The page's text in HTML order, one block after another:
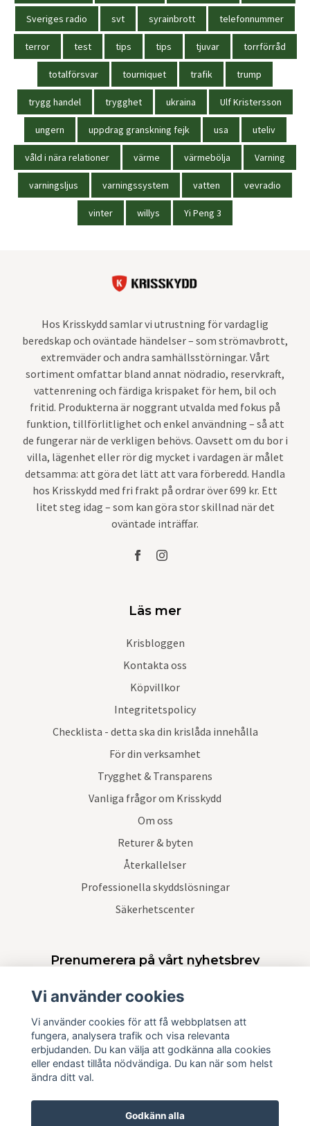
Sveriges radio svt syrainbrott telefonnummer
terror test tips tips tjuvar torrförråd
totalförsvar tourniquet trafik trump
trygg handel trygghet ukraina Ulf Kristersson
ungern uppdrag granskning fejk usa uteliv
våld i nära relationer värme värmebölja Varning
varningsljus varningssystem vatten vevradio
vinter willys Yi Peng 3
Hos Krisskydd samlar vi utrustning för vardaglig
beredskap och oväntade händelser – som strömavbrott,
extremväder och andra samhällsstörningar. Vårt
sortiment omfattar bland annat nödradio, reservkraft,
vattenrening och färdiga krispaket för hem, bil och
fritid. Produkterna är noggrant utvalda med fokus på
funktion, tillförlitlighet och enkel användning – så att
de fungerar när de verkligen behövs. Oavsett om du bor i
villa, lägenhet eller rör dig mycket i vardagen är målet
detsamma: att göra det lätt att vara förberedd. Handla
hos Krisskydd med fri frakt på ordrar över 699 kr. Ett
litet steg idag – som kan göra stor skillnad när det
oväntade inträffar.
Läs mer
Krisbloggen
Kontakta oss
Köpvillkor
Integritetspolicy
Checklista - detta ska din krislåda innehålla
För din verksamhet
Trygghet & Transparens
Vanliga frågor om Krisskydd
Om oss
Returer & byten
Återkallelser
Professionella skyddslösningar
Säkerhetscenter
Prenumerera på vårt nyhetsbrev
Vi använder cookies
Vi använder cookies för att få webbplatsen att
fungera, analysera trafik och visa relevanta
erbjudanden. Du kan välja att godkänna alla cookies
eller endast tillåta nödvändiga. Du kan när som helst
ändra ditt val.
Godkänn alla